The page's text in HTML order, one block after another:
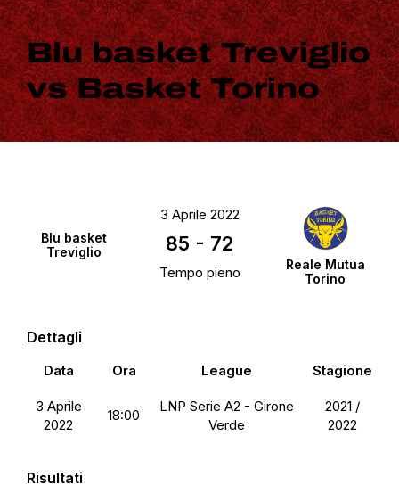
Blu basket Treviglio
vs Basket Torino
Blu basket
Treviglio
Reale Mutua
Torino
3 Aprile 2022
85 - 72
Tempo pieno
Dettagli
Data Ora League Stagione
3 Aprile
2022
18:00
LNP Serie A2 - Girone
Verde
2021 /
2022
Risultati